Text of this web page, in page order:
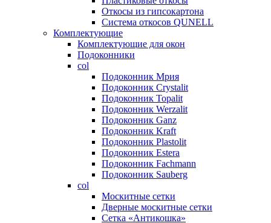
Откосы из гипсокартона
Система откосов QUNELL
Комплектующие
Комплектующие для окон
Подоконники
col
Подоконник Мрия
Подоконник Crystalit
Подоконник Topalit
Подоконник Werzalit
Подоконник Ganz
Подоконник Kraft
Подоконник Plastolit
Подоконник Estera
Подоконник Fachmann
Подоконник Sauberg
col
Москитные сетки
Дверные москитные сетки
Сетка «Антикошка»